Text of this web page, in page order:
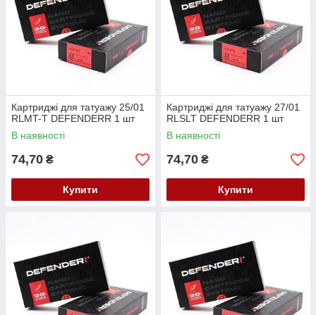
Картриджі для татуажу 25/01
RLMT-T DEFENDERR 1 шт
В наявності
74,70 ₴
Купити
Картриджі для татуажу 27/01
RLSLT DEFENDERR 1 шт
В наявності
74,70 ₴
Купити